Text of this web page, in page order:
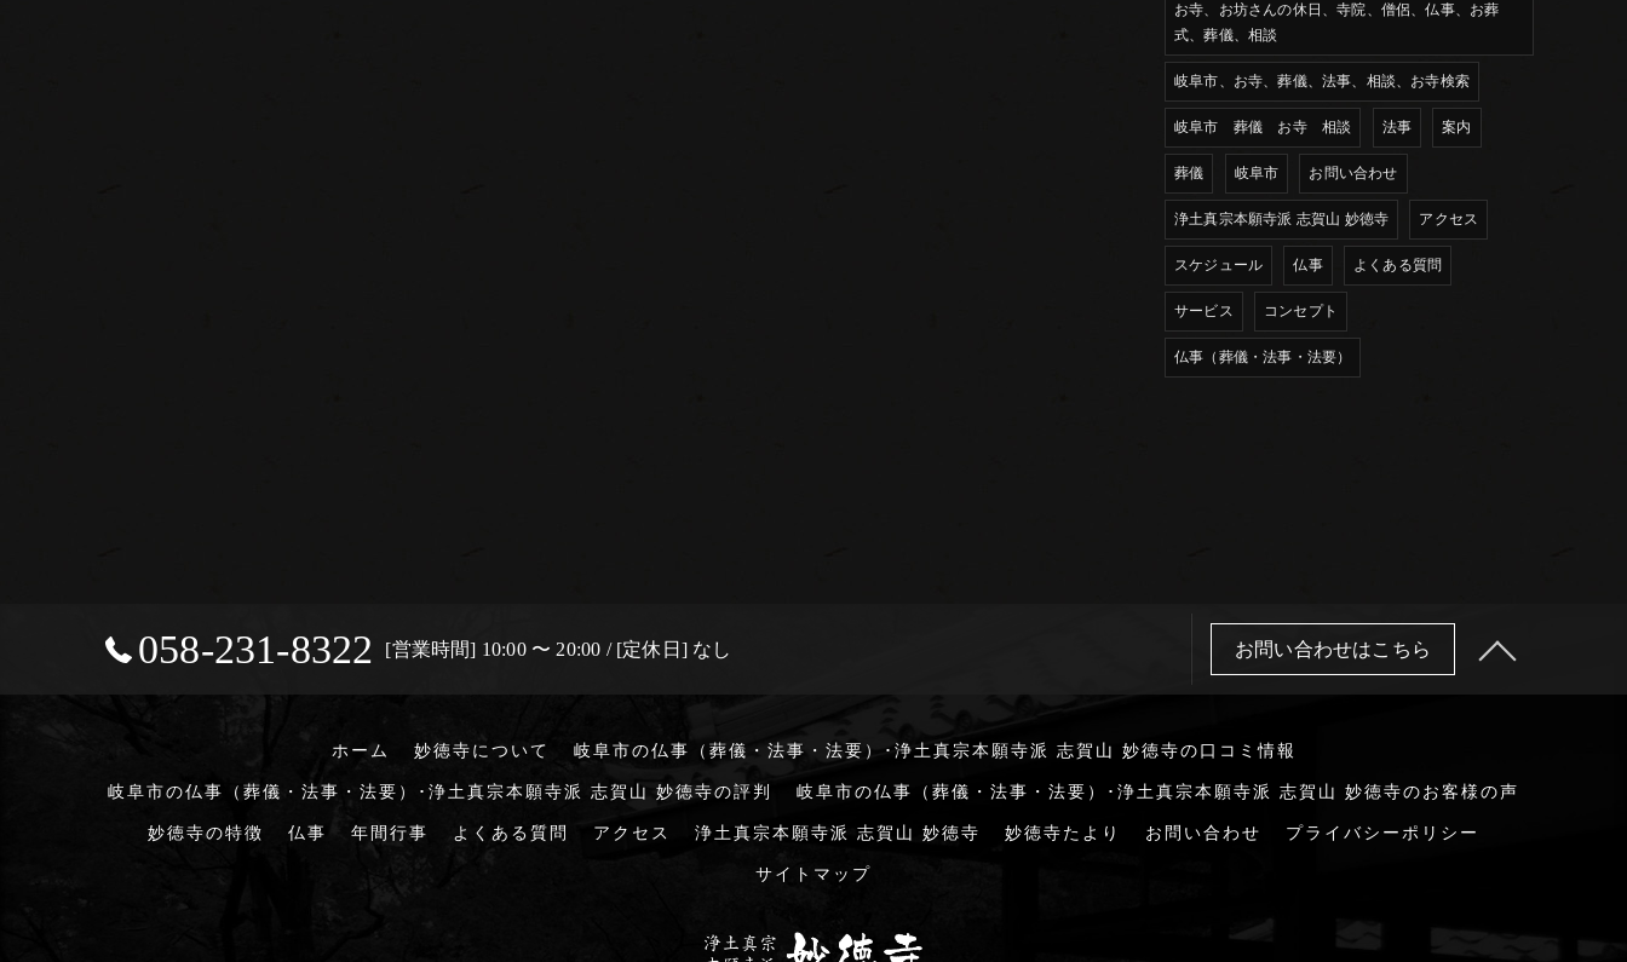
お寺、お坊さんの休日、寺院、僧侶、仏事、お葬
式、葬儀、相談
岐阜市、お寺、葬儀、法事、相談、お寺検索
岐阜市 葬儀 お寺 相談 法事 案内
葬儀 岐阜市 お問い合わせ
浄土真宗本願寺派 志賀山 妙徳寺 アクセス
スケジュール 仏事 よくある質問
サービス コンセプト
仏事（葬儀・法事・法要）
058-231-8322 [営業時間] 10:00 〜 20:00 / [定休日] なし お問い合わせはこちら
ホーム 妙徳寺について 岐阜市の仏事（葬儀・法事・法要）･浄土真宗本願寺派 志賀山 妙徳寺の口コミ情報
岐阜市の仏事（葬儀・法事・法要）･浄土真宗本願寺派 志賀山 妙徳寺の評判 岐阜市の仏事（葬儀・法事・法要）･浄土真宗本願寺派 志賀山 妙徳寺のお客様の声
妙徳寺の特徴 仏事 年間行事 よくある質問 アクセス 浄土真宗本願寺派 志賀山 妙徳寺 妙徳寺たより お問い合わせ プライバシーポリシー
サイトマップ